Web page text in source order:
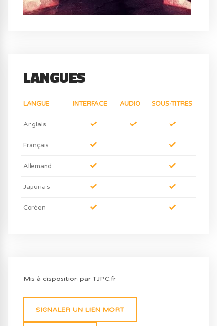
LANGUES
LANGUE INTERFACE AUDIO SOUS-TITRES
Anglais
Français
Allemand
Japonais
Coréen
Mis à disposition par TJPC.fr
SIGNALER UN LIEN MORT